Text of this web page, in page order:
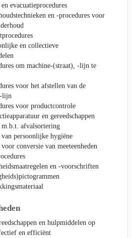
evacuatieprocedures
en -procedures voor
en collectieve
om machine-(straat), -lijn te
voor het afstellen van de
lijn
voor productcontrole
en gereedschappen
m.b.t. afvalsortering
persoonlijke hygiëne
conversie van meeteenheden
en -voorschriften
en hulpmiddelen op
en efficiënt